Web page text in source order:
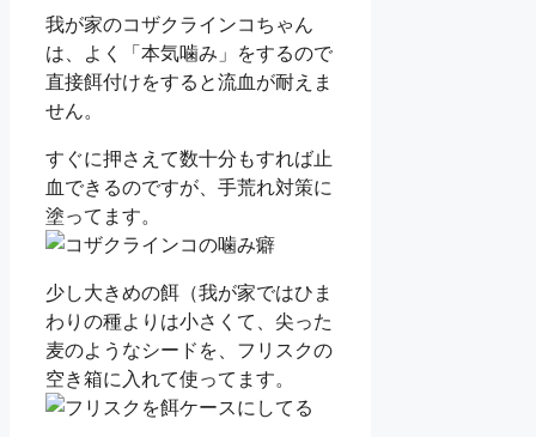
我が家のコザクラインコちゃん
は、よく「本気噛み」をするので
直接餌付けをすると流血が耐えま
せん。
すぐに押さえて数十分もすれば止
血できるのですが、手荒れ対策に
塗ってます。
少し大きめの餌（我が家ではひま
わりの種よりは小さくて、尖った
麦のようなシードを、フリスクの
空き箱に入れて使ってます。